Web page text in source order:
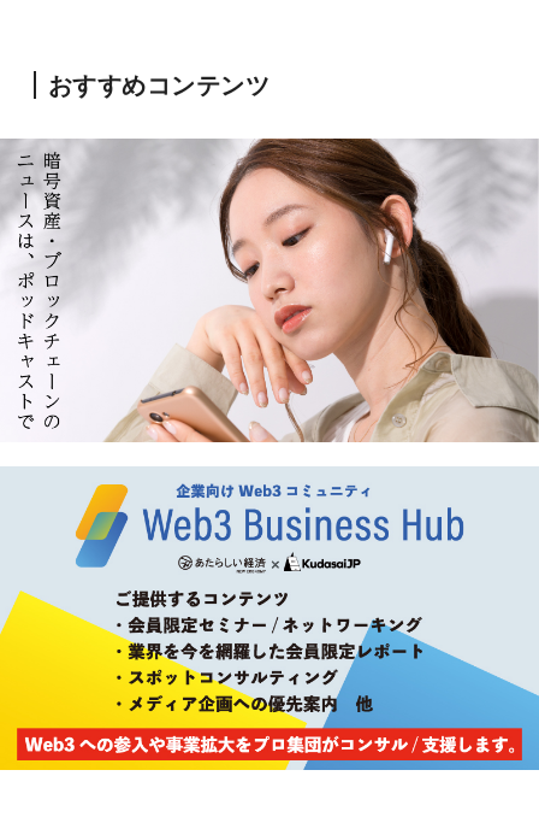
おすすめコンテンツ